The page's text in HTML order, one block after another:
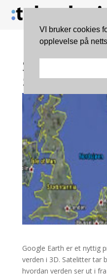
Se verden i
5
Google Earth er et nyttig
verden i 3D. Satelitter tar
hvordan verden ser ut i
VI bruker cookies
opplevelse på